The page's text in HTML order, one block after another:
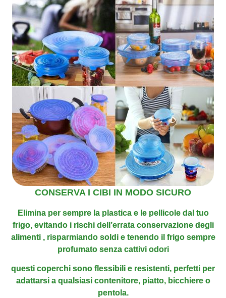
CONSERVA I CIBI IN MODO SICURO
Elimina per sempre la plastica e le pellicole dal tuo
frigo, evitando i rischi dell’errata conservazione degli
alimenti , risparmiando soldi e tenendo il frigosempre
profumato senza cattivi odori
questi coperchi sono flessibili e resistenti, perfetti per
adattarsia qualsiasi contenitore, piatto, bicchiere o
pentola.